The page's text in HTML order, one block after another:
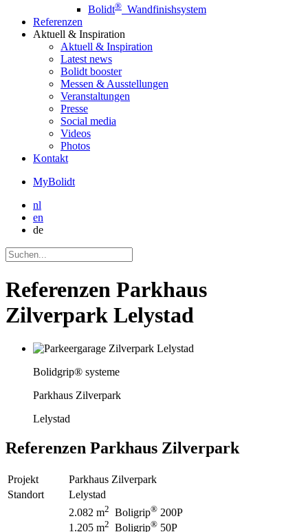
Bolidt® Wandfinishsystem
Referenzen
Aktuell & Inspiration
Aktuell & Inspiration
Latest news
Bolidt booster
Messen & Ausstellungen
Veranstaltungen
Presse
Social media
Videos
Photos
Kontakt
MyBolidt
nl
en
de
Referenzen Parkhaus
Zilverpark Lelystad
Bolidgrip® systeme
Parkhaus Zilverpark
Lelystad
Referenzen Parkhaus Zilverpark
Projekt
Parkhaus Zilverpark
Standort
Lelystad
2.082 m2 Boligrip® 200P
1.205 m2 Boligrip® 50P